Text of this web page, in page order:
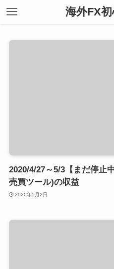
海外FX
2020/4/27～5/3【まだ停止
売買ツール)の収益
2020年5月2日